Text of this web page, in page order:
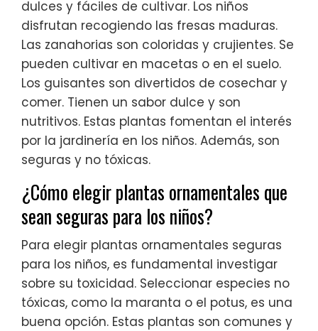
dulces y fáciles de cultivar. Los niños
disfrutan recogiendo las fresas maduras.
Las zanahorias son coloridas y crujientes. Se
pueden cultivar en macetas o en el suelo.
Los guisantes son divertidos de cosechar y
comer. Tienen un sabor dulce y son
nutritivos. Estas plantas fomentan el interés
por la jardinería en los niños. Además, son
seguras y no tóxicas.
¿Cómo elegir plantas ornamentales que
sean seguras para los niños?
Para elegir plantas ornamentales seguras
para los niños, es fundamental investigar
sobre su toxicidad. Seleccionar especies no
tóxicas, como la maranta o el potus, es una
buena opción. Estas plantas son comunes y